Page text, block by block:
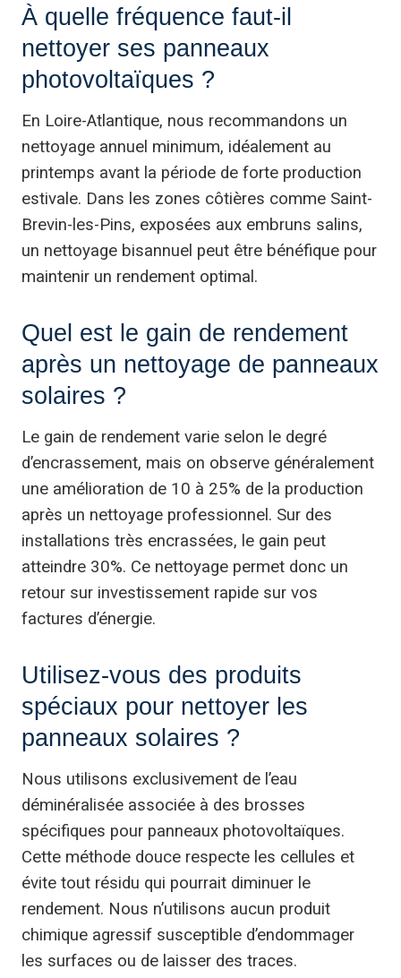
À quelle fréquence faut-il
nettoyer ses panneaux
photovoltaïques ?
En Loire-Atlantique, nous recommandons un
nettoyage annuel minimum, idéalement au
printemps avant la période de forte production
estivale. Dans les zones côtières comme Saint-
Brevin-les-Pins, exposées aux embruns salins,
un nettoyage bisannuel peut être bénéfique pour
maintenir un rendement optimal.
Quel est le gain de rendement
après un nettoyage de panneaux
solaires ?
Le gain de rendement varie selon le degré
d’encrassement, mais on observe généralement
une amélioration de 10 à 25% de la production
après un nettoyage professionnel. Sur des
installations très encrassées, le gain peut
atteindre 30%. Ce nettoyage permet donc un
retour sur investissement rapide sur vos
factures d’énergie.
Utilisez-vous des produits
spéciaux pour nettoyer les
panneaux solaires ?
Nous utilisons exclusivement de l’eau
déminéralisée associée à des brosses
spécifiques pour panneaux photovoltaïques.
Cette méthode douce respecte les cellules et
évite tout résidu qui pourrait diminuer le
rendement. Nous n’utilisons aucun produit
chimique agressif susceptible d’endommager
les surfaces ou de laisser des traces.